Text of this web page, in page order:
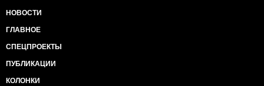
НОВОСТИ
ГЛАВНОЕ
СПЕЦПРОЕКТЫ
ПУБЛИКАЦИИ
КОЛОНКИ